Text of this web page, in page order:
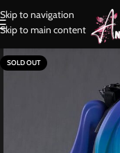
Skip to navigation
Skip to main content
SOLD OUT